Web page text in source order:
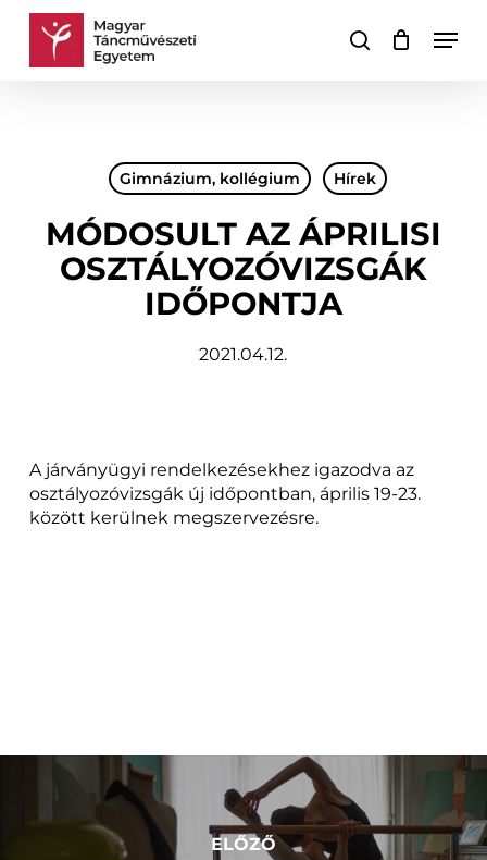
Skip
keresés
Kosár Kosár
Gimnázium, kollégium Hírek
MÓDOSULT AZ ÁPRILISI
OSZTÁLYOZÓVIZSGÁK
IDŐPONTJA
2021.04.12.
A járványügyi rendelkezésekhez igazodva az
osztályozóvizsgák új időpontban, április 19-23.
között kerülnek megszervezésre.
ELŐZŐ